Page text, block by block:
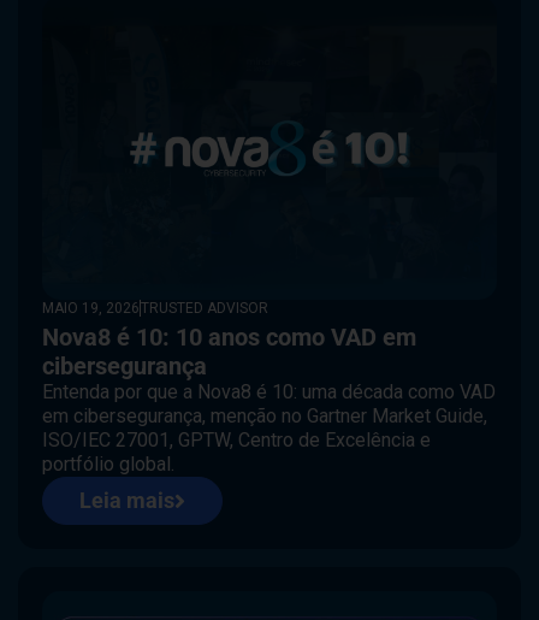
MAIO 19, 2026TRUSTED ADVISOR
Nova8 é 10: 10 anos como VAD em
cibersegurança
Entenda por que a Nova8 é 10: uma década como VAD
em cibersegurança, menção no Gartner Market Guide,
ISO/IEC 27001, GPTW, Centro de Excelência e
portfólio global.
Leia mais